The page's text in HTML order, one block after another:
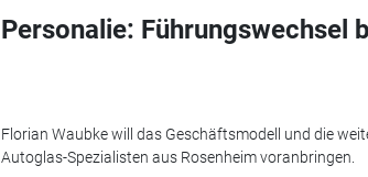
Personalie: Führungswechsel
Florian Waubke will das Geschäftsmodell und die
Autoglas-Spezialisten aus Rosenheim voranbringen.